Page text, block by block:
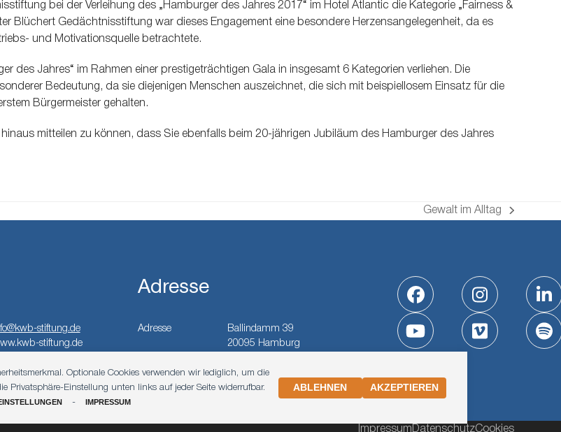
Optionale Cookies verwenden wir lediglich, um die
Privatsphäre-Einstellung unten links auf jeder Seite widerrufbar.
- IMPRESSUM
AKZEPTIEREN
ABLEHNEN
bei der Verleihung des „Hamburger des Jahres 2017“ im Hotel Atlantic die Kategorie „Fairness &
Blüchert Gedächtnisstiftung war dieses Engagement eine besondere Herzensangelegenheit, da es
und Motivationsquelle betrachtete.
des Jahres“ im Rahmen einer prestigeträchtigen Gala in insgesamt 6 Kategorien verliehen. Die
Bedeutung, da sie diejenigen Menschen auszeichnet, die sich mit beispiellosem Einsatz für die
Bürgermeister gehalten.
mitteilen zu können, dass Sie ebenfalls beim 20-jährigen Jubiläum des Hamburger des Jahres
Gewalt im Alltag
stiftung.de
stiftung.de
Adresse
Adresse
Ballindamm 39
20095 Hamburg
FacebookInstagram
YouTubeVimeo
Impressum DatenschutzCookies